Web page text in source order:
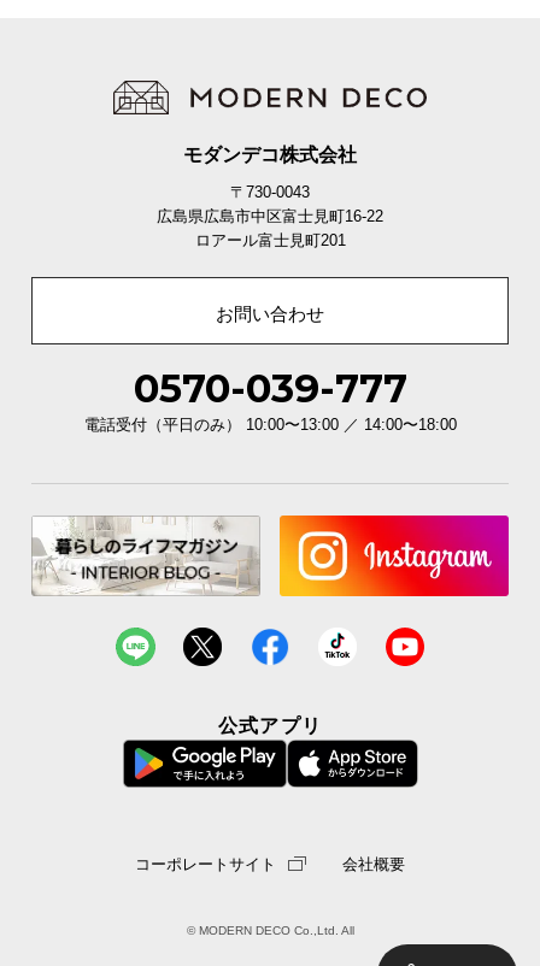
モダンデコ株式会社
〒730-0043
広島県広島市中区富士見町16-22
ロアール富士見町201
お問い合わせ
0570-039-777
電話受付（平日のみ） 10:00〜13:00 ／ 14:00〜18:00
公式アプリ
コーポレートサイト 会社概要
© MODERN DECO Co.,Ltd. All